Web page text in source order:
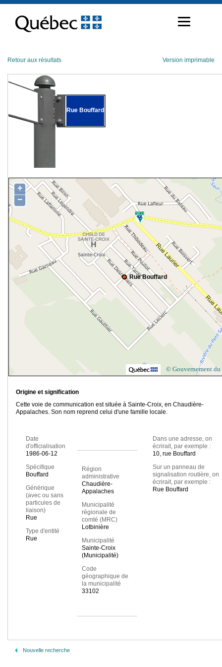
contenu
Retour aux résultats Version imprimable
Rue Bouffard
Rue Bouffard
+
−
© Gouvernement du
Origine et signification
Cette voie de communication est située à Sainte-Croix, en Chaudière-
Appalaches. Son nom reprend celui d'une famille locale.
Date
d'officialisation
1986-06-12
Spécifique
Bouffard
Générique
(avec ou sans
particules de
liaison)
Rue
Type d'entité
Rue
Région
administrative
Chaudière-
Appalaches
Municipalité
régionale de
comté (MRC)
Lotbinière
Municipalité
Sainte-Croix
(Municipalité)
Code
géographique de
la municipalité
33102
Dans une adresse, on
écrirait, par exemple :
10, rue Bouffard
Sur un panneau de
signalisation routière, on
écrirait, par exemple :
Rue Bouffard
Nouvelle recherche